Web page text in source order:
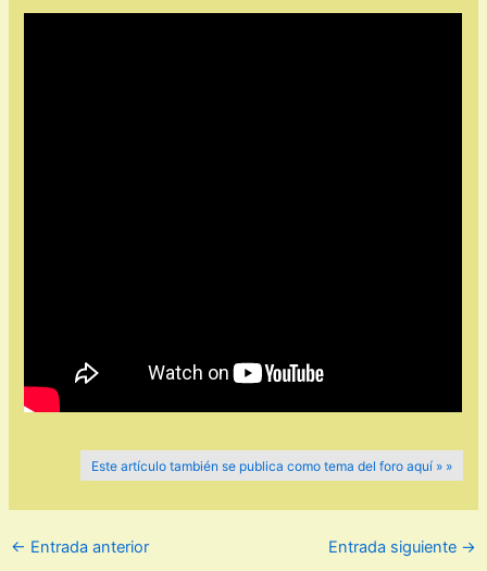
Este artículo también se publica como tema del foro aquí » »
← Entrada anterior Entrada siguiente →